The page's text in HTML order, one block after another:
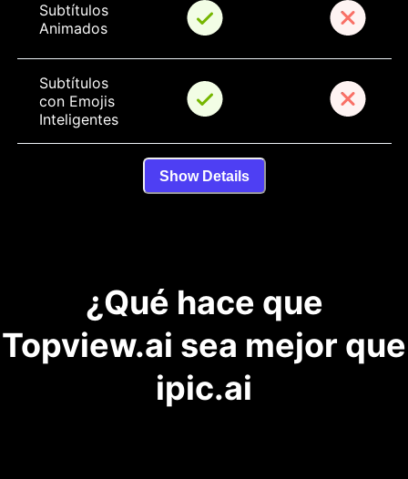
Subtítulos
Animados
Subtítulos
con Emojis
Inteligentes
Show Details
¿Qué hace que
Topview.ai sea mejor que
ipic.ai